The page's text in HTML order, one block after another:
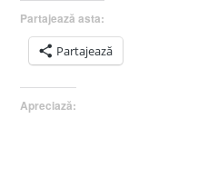
Partajează asta:
Partajează
Apreciază: